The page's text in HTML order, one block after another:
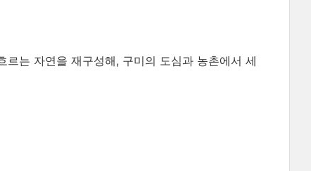
는 자연을 재구성해, 구미의 도심과 농촌에서 세